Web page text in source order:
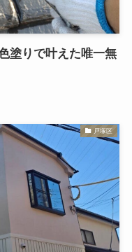
塗りで叶えた唯一無
戸塚区